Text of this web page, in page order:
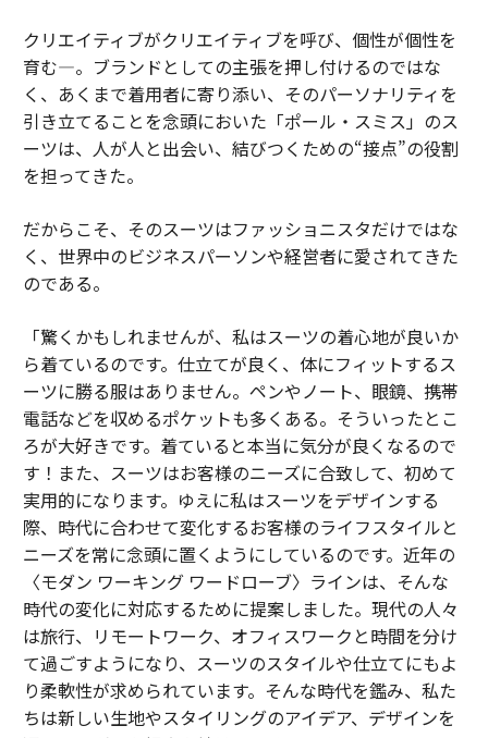
クリエイティブがクリエイティブを呼び、個性が個性を
育む―。ブランドとしての主張を押し付けるのではな
く、あくまで着用者に寄り添い、そのパーソナリティを
引き立てることを念頭においた「ポール・スミス」のス
ーツは、人が人と出会い、結びつくための“接点”の役割
を担ってきた。
だからこそ、そのスーツはファッショニスタだけではな
く、世界中のビジネスパーソンや経営者に愛されてきた
のである。
「驚くかもしれませんが、私はスーツの着心地が良いか
ら着ているのです。仕立てが良く、体にフィットするス
ーツに勝る服はありません。ペンやノート、眼鏡、携帯
電話などを収めるポケットも多くある。そういったとこ
ろが大好きです。着ていると本当に気分が良くなるので
す！また、スーツはお客様のニーズに合致して、初めて
実用的になります。ゆえに私はスーツをデザインする
際、時代に合わせて変化するお客様のライフスタイルと
ニーズを常に念頭に置くようにしているのです。近年の
〈モダン ワーキング ワードローブ〉ラインは、そんな
時代の変化に対応するために提案しました。現代の人々
は旅行、リモートワーク、オフィスワークと時間を分け
て過ごすようになり、スーツのスタイルや仕立てにもよ
り柔軟性が求められています。そんな時代を鑑み、私た
ちは新しい生地やスタイリングのアイデア、デザインを